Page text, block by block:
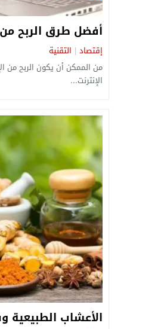
أفضل طرق الربح من
إقتصاد التقنية
من الممكن أن يكون الربح من
الإنترنت...
الأعشاب الطبيعية